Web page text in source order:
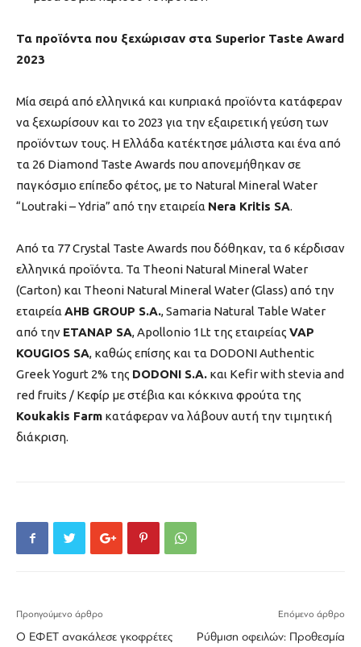
Τα προϊόντα που ξεχώρισαν στα Superior Taste Award
2023
Μία σειρά από ελληνικά και κυπριακά προϊόντα κατάφεραν
να ξεχωρίσουν και το 2023 για την εξαιρετική γεύση των
προϊόντων τους. Η Ελλάδα κατέκτησε μάλιστα και ένα από
τα 26 Diamond Taste Awards που απονεμήθηκαν σε
παγκόσμιο επίπεδο φέτος, με το Natural Mineral Water
“Loutraki – Ydria” από την εταιρεία Nera Kritis SA.
Από τα 77 Crystal Taste Awards που δόθηκαν, τα 6 κέρδισαν
ελληνικά προϊόντα. Τα Theoni Natural Mineral Water
(Carton) και Theoni Natural Mineral Water (Glass) από την
εταιρείαAHB GROUP S.A., Samaria Natural Table Water
από την ETANAP SA, Apollonio 1Lt της εταιρείας VAP
KOUGIOS SA, καθώς επίσης και τα DODONI Authentic
Greek Yogurt 2% της DODONI S.A. και Kefir with stevia and
red fruits / Κεφίρ με στέβια και κόκκινα φρούτα της
Koukakis Farm κατάφεραν να λάβουν αυτή την τιμητική
διάκριση.
Προηγούμενο άρθρο
Ο ΕΦΕΤ ανακάλεσε γκοφρέτες
Επόμενο άρθρο
Ρύθμιση οφειλών: Προθεσμία